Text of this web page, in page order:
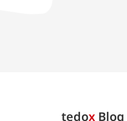
tedox Blog